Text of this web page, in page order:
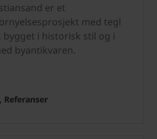
er et
med tegl
bygget i historisk stil og i
byantikvaren.
Referanser